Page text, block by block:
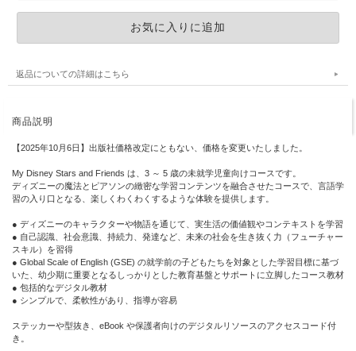
返品についての詳細はこちら
商品説明
【2025年10月6日】出版社価格改定にともない、価格を変更いたしました。
My Disney Stars and Friends は、3 ～ 5 歳の未就学児童向けコースです。
ディズニーの魔法とピアソンの緻密な学習コンテンツを融合させたコースで、言語学
習の入り口となる、楽しくわくわくするような体験を提供します。
● ディズニーのキャラクターや物語を通じて、実生活の価値観やコンテキストを学習
● 自己認識、社会意識、持続力、発達など、未来の社会を生き抜く力（フューチャー
スキル）を習得
● Global Scale of English (GSE) の就学前の子どもたちを対象とした学習目標に基づ
いた、幼少期に重要となるしっかりとした教育基盤とサポートに立脚したコース教材
● 包括的なデジタル教材
● シンプルで、柔軟性があり、指導が容易
ステッカーや型抜き、eBook や保護者向けのデジタルリソースのアクセスコード付
き。